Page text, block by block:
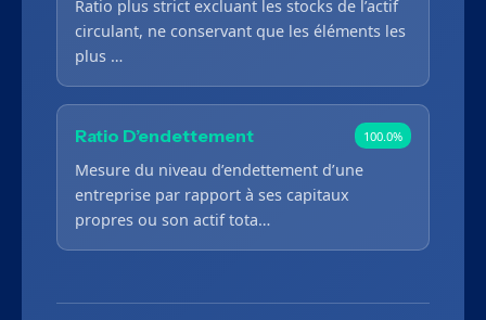
Ratio plus strict excluant les stocks de l’actif
circulant, ne conservant que les éléments les
plus …
Ratio D’endettement 100.0%
Mesure du niveau d’endettement d’une
entreprise par rapport à ses capitaux
propres ou son actif tota…